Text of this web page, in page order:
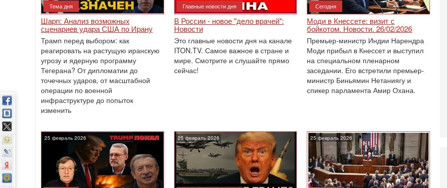
Тема дня
Шарп: Анализ возможных
сценариев удара США по Ирану
Трамп перед выбором: как
реагировать на растущую иранскую
угрозу и ядерную программу
Тегерана? От дипломатии до
точечных ударов, от масштабной
операции по военной
инфраструктуре до попыток
изменить
Главные новости дня
В России - новое "дело врачей":
Новости
Это главные новости дня на канале
ITON.TV. Самое важное в стране и
мире. Смотрите и слушайте прямо
сейчас!
Сегодня
Моди в Кнессете: визит с
бойкотом. Новости. 26/02/2026
Премьер-министр Индии Нарендра
Моди прибыл в Кнессет и выступил
на специальном пленарном
заседании. Его встретили премьер-
министр Биньямин Нетаниягу и
спикер парламента Амир Охана.
25 февраль 2026 25 февраль 2026 25 февраль 2026